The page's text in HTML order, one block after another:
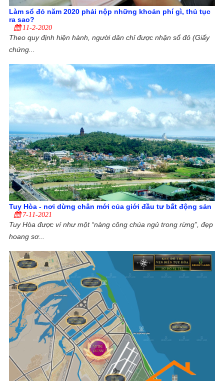
Làm sổ đỏ năm 2020 phải nộp những khoản phí gì, thủ tục
ra sao?
11-2-2020
Theo quy định hiện hành, người dân chỉ được nhận sổ đỏ (Giấy
chứng...
Tuy Hòa - nơi dừng chân mới của giới đầu tư bất động sản
7-11-2021
Tuy Hòa được ví như một “nàng công chúa ngủ trong rừng”, đẹp
hoang sơ...